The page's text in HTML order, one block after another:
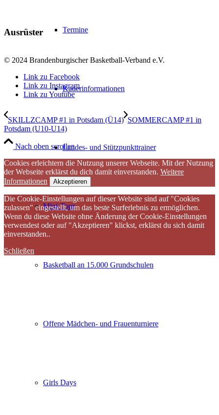
Termine
Kaderinformationen
Landes- und Stützpunkttrainer
Mini-Tour
Basketball an 15.000 Grundschulen
Offene Mädchen- und Frauenturniere
Girls Days
Ausrüster
© 2024 Brandenburgischer Basketball-Verband e.V.
Link zu Facebook
Link zu Instagram
Link zu Youtube
SKILLZCAMP #1 in Potsdam (Ü14) SOMMERCAMP #1 in
Potsdam (U10-U14)
Nach oben scrollen
Cookies erleichtern die Nutzung unserer Webseite. Mit der Nutzung
der Webseite erklärst du dich damit einverstanden. Weitere
Informationen
Akzeptieren
Die Cookie-Einstellungen auf dieser Website sind auf "Cookies
zulassen" eingestellt, um das beste Surferlebnis zu ermöglichen.
Wenn du diese Website ohne Änderung der Cookie-Einstellungen
verwendest oder auf "Akzeptieren" klickst, erklärst du sich damit
einverstanden..
Schließen